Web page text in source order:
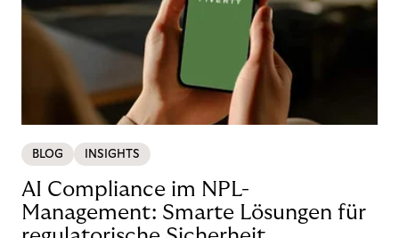
BLOG INSIGHTS
AI Compliance im NPL-
Management: Smarte Lösungen für